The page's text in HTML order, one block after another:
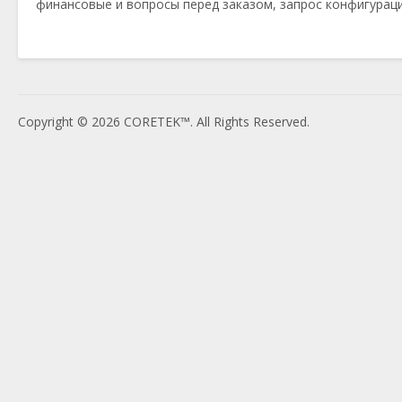
финансовые и вопросы перед заказом, запрос
Copyright © 2026 CORETEK™. All Rights Reserved.